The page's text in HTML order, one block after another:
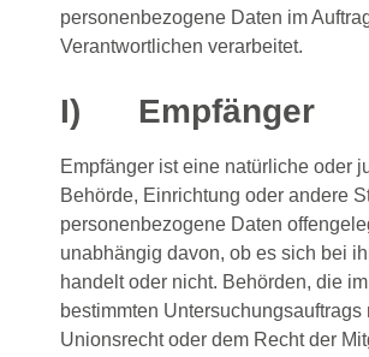
personenbezogene Daten im
Verantwortlichen verarbeitet.
I) Empfänger
Empfänger ist eine natürliche oder
Behörde, Einrichtung oder andere
personenbezogene Daten
unabhängig davon, ob es sich bei
handelt oder nicht. Behörden, die
bestimmten Untersuchungsauftrags
Unionsrecht oder dem Recht der